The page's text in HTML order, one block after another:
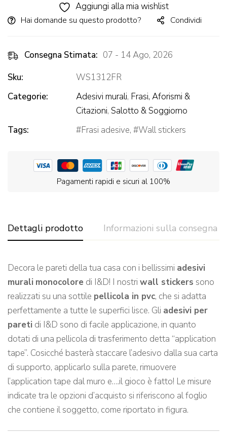
Aggiungi alla mia wishlist
Hai domande su questo prodotto? Condividi
Consegna Stimata: 07 - 14 Ago, 2026
Sku:
WS1312FR
Categorie:
Adesivi murali, Frasi, Aforismi &
Citazioni, Salotto & Soggiorno
Tags:
Frasi adesive, Wall stickers
Pagamenti rapidi e sicuri al 100%
Dettagli prodotto Informazioni sulla consegna
Decora le pareti della tua casa con i bellissimi adesivi
murali monocolore di I&D! I nostri wall stickers sono
realizzati su una sottile pellicola in pvc, che si adatta
perfettamente a tutte le superfici lisce. Gli adesivi per
pareti di I&D sono di facile applicazione, in quanto
dotati di una pellicola di trasferimento detta “application
tape”. Cosicché basterà staccare l’adesivo dalla sua carta
di supporto, applicarlo sulla parete, rimuovere
l’application tape dal muro e….il gioco è fatto! Le misure
indicate tra le opzioni d’acquisto si riferiscono al foglio
che contiene il soggetto, come riportato in figura.